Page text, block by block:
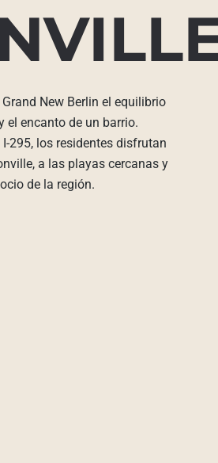
New Berlin el equilibrio
el encanto de un barrio.
295, los residentes disfrutan
a las playas cercanas y
de la región.